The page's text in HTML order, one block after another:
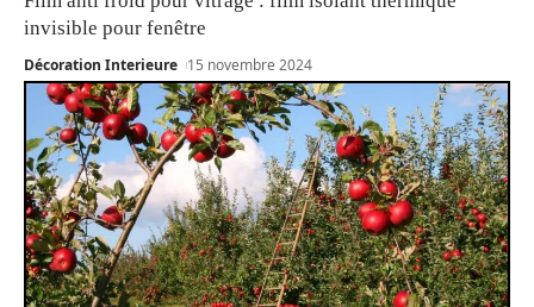
invisible pour fenêtre
Décoration Interieure 15 novembre 2024